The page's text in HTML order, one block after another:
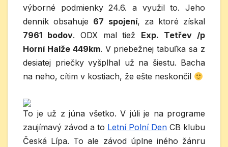
výborné podmienky 24.6. a využil to. Jeho
denník obsahuje 67 spojení, za ktoré získal
7961 bodov. ODX mal tiež Exp. Tetřev /p
Horní Halže 449km. V priebežnej tabuľka sa z
desiatej priečky vyšplhal už na šiestu. Bacha
na neho, cítim v kostiach, že ešte neskončil
To je už z júna všetko. V júli je na programe
zaujímavý závod a to Letní Polní Den CB klubu
Česká Lípa. To ale závod úplne iného žánru